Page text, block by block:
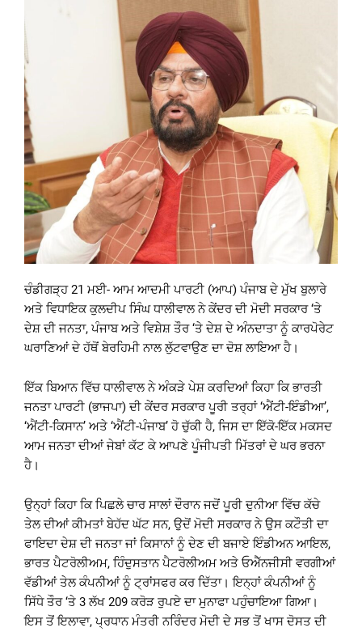
ਚੰਡੀਗੜ੍ਹ 21 ਮਈ- ਆਮ ਆਦਮੀ ਪਾਰਟੀ (ਆਪ) ਪੰਜਾਬ ਦੇ ਮੁੱਖ ਬੁਲਾਰੇ
ਅਤੇ ਵਿਧਾਇਕ ਕੁਲਦੀਪ ਸਿੰਘ ਧਾਲੀਵਾਲ ਨੇ ਕੇਂਦਰ ਦੀ ਮੋਦੀ ਸਰਕਾਰ ‘ਤੇ
ਦੇਸ਼ ਦੀ ਜਨਤਾ, ਪੰਜਾਬ ਅਤੇ ਵਿਸ਼ੇਸ਼ ਤੌਰ ‘ਤੇ ਦੇਸ਼ ਦੇ ਅੰਨਦਾਤਾ ਨੂੰ ਕਾਰਪੋਰੇਟ
ਘਰਾਣਿਆਂ ਦੇ ਹੱਥੋਂ ਬੇਰਹਿਮੀ ਨਾਲ ਲੁੱਟਵਾਉਣ ਦਾ ਦੋਸ਼ ਲਾਇਆ ਹੈ।
ਇੱਕ ਬਿਆਨ ਵਿੱਚ ਧਾਲੀਵਾਲ ਨੇ ਅੰਕੜੇ ਪੇਸ਼ ਕਰਦਿਆਂ ਕਿਹਾ ਕਿ ਭਾਰਤੀ
ਜਨਤਾ ਪਾਰਟੀ (ਭਾਜਪਾ) ਦੀ ਕੇਂਦਰ ਸਰਕਾਰ ਪੂਰੀ ਤਰ੍ਹਾਂ ‘ਐਂਟੀ-ਇੰਡੀਆ’,
‘ਐਂਟੀ-ਕਿਸਾਨ’ ਅਤੇ ‘ਐਂਟੀ-ਪੰਜਾਬ’ ਹੋ ਚੁੱਕੀ ਹੈ, ਜਿਸ ਦਾ ਇੱਕੋ-ਇੱਕ ਮਕਸਦ
ਆਮ ਜਨਤਾ ਦੀਆਂ ਜੇਬਾਂ ਕੱਟ ਕੇ ਆਪਣੇ ਪੂੰਜੀਪਤੀ ਮਿੱਤਰਾਂ ਦੇ ਘਰ ਭਰਨਾ
ਹੈ।
ਉਨ੍ਹਾਂ ਕਿਹਾ ਕਿ ਪਿਛਲੇ ਚਾਰ ਸਾਲਾਂ ਦੌਰਾਨ ਜਦੋਂ ਪੂਰੀ ਦੁਨੀਆ ਵਿੱਚ ਕੱਚੇ
ਤੇਲ ਦੀਆਂ ਕੀਮਤਾਂ ਬੇਹੱਦ ਘੱਟ ਸਨ, ਉਦੋਂ ਮੋਦੀ ਸਰਕਾਰ ਨੇ ਉਸ ਕਟੌਤੀ ਦਾ
ਫਾਇਦਾ ਦੇਸ਼ ਦੀ ਜਨਤਾ ਜਾਂ ਕਿਸਾਨਾਂ ਨੂੰ ਦੇਣ ਦੀ ਬਜਾਏ ਇੰਡੀਅਨ ਆਇਲ,
ਭਾਰਤ ਪੈਟਰੋਲੀਅਮ, ਹਿੰਦੁਸਤਾਨ ਪੈਟਰੋਲੀਅਮ ਅਤੇ ਓਐੱਨਜੀਸੀ ਵਰਗੀਆਂ
ਵੱਡੀਆਂ ਤੇਲ ਕੰਪਨੀਆਂ ਨੂੰ ਟ੍ਰਾਂਸਫਰ ਕਰ ਦਿੱਤਾ। ਇਨ੍ਹਾਂ ਕੰਪਨੀਆਂ ਨੂੰ
ਸਿੱਧੇ ਤੌਰ ‘ਤੇ 3 ਲੱਖ 209 ਕਰੋੜ ਰੁਪਏ ਦਾ ਮੁਨਾਫਾ ਪਹੁੰਚਾਇਆ ਗਿਆ।
ਇਸ ਤੋਂ ਇਲਾਵਾ, ਪ੍ਰਧਾਨ ਮੰਤਰੀ ਨਰਿੰਦਰ ਮੋਦੀ ਦੇ ਸਭ ਤੋਂ ਖਾਸ ਦੋਸਤ ਦੀ